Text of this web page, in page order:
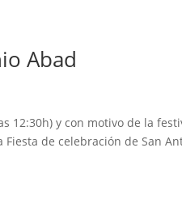
Abad
12:30h) y con motivo de la
de celebración de San